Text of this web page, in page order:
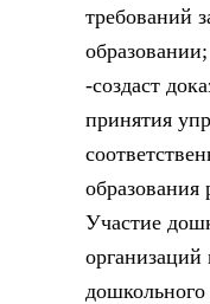
требований
образовании;
-создаст
принятия
образования
Участие
организаций
дошкольного